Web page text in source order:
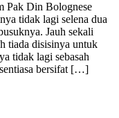
Pak Din Bolognese
tidak lagi selena dua
Jauh sekali
tiada disisinya untuk
tidak lagi sebasah
bersifat […]